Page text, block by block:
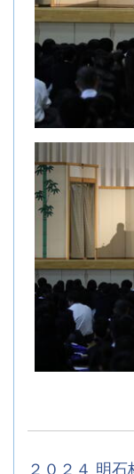
２０２４ 明